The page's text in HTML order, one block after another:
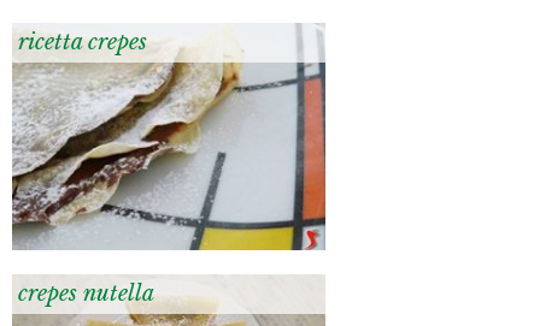
ricetta crepes
crepes nutella